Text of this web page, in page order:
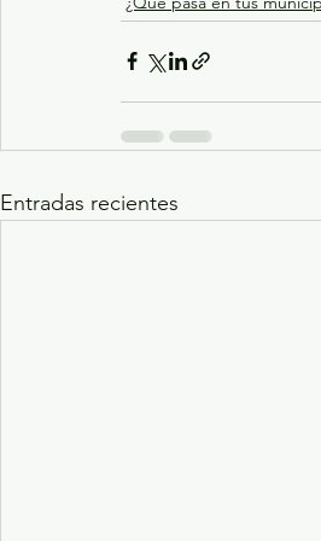
Entradas recientes